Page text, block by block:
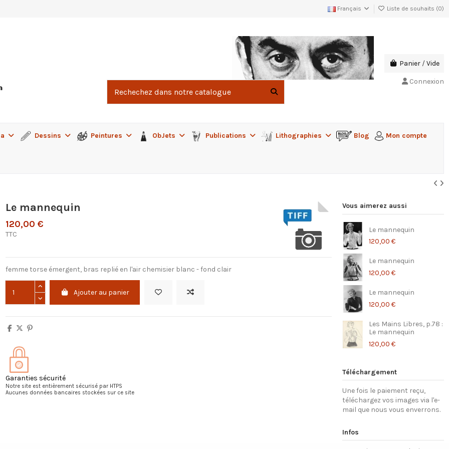
Français Liste de souhaits (0)
Panier /Vide
Connexion
Dessins Peintures ObJets Publications Lithographies Blog Mon compte
Le mannequin
120,00 €
TTC
femme torse émergent, bras replié en l'air chemisier blanc - fond clair
Ajouter au panier
Garanties sécurité
Notre site est entièrement sécurisé par HTPS
Aucunes données bancaires stockées sur ce site
Vous aimerez aussi
Le mannequin
120,00 €
Le mannequin
120,00 €
Le mannequin
120,00 €
Les Mains Libres, p.78 :
Le mannequin
120,00 €
Téléchargement
Une fois le paiement reçu,
téléchargez vos images via l'e-
mail que nous vous enverrons.
Infos